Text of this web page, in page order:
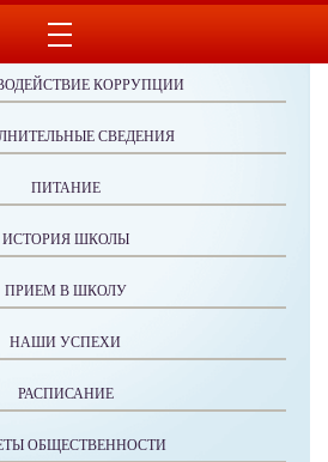
ГРАЖДАН
КОРРУПЦИИ
СВЕДЕНИЯ
ПИТАНИЕ
ИСТОРИЯ ШКОЛЫ
ПРИЕМ В ШКОЛУ
НАШИ УСПЕХИ
РАСПИСАНИЕ
ОБЩЕСТВЕННОСТИ